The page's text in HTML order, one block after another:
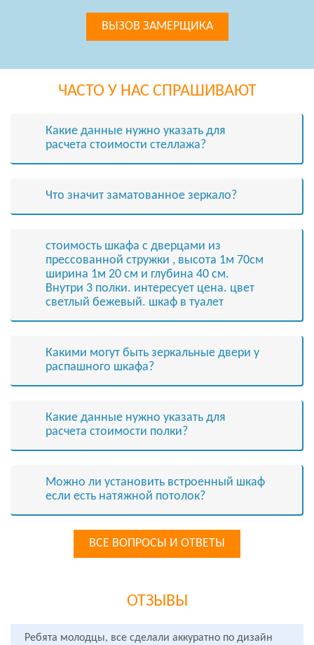
ВЫЗОВ ЗАМЕРЩИКА
ЧАСТО У НАС СПРАШИВАЮТ
Какие данные нужно указать для
расчета стоимости cтеллажа?
Что значит заматованное зеркало?
стоимость шкафа с дверцами из
прессованной стружки , высота 1м 70см
ширина 1м 20 см и глубина 40 см.
Внутри 3 полки. интересует цена. цвет
светлый бежевый. шкаф в туалет
Какими могут быть зеркальные двери у
распашного шкафа?
Какие данные нужно указать для
расчета стоимости полки?
Можно ли установить встроенный шкаф
если есть натяжной потолок?
ВСЕ ВОПРОСЫ И ОТВЕТЫ
ОТЗЫВЫ
Ребята молодцы, все сделали аккуратно по дизайн